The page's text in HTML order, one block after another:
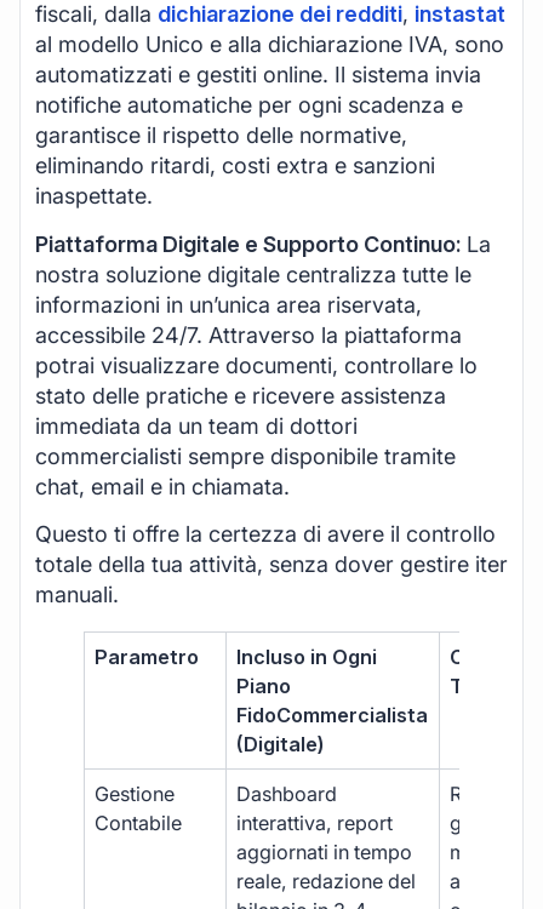
fiscali, dalla dichiarazione dei redditi, instastat
al modello Unico e alla dichiarazione IVA, sono
automatizzati e gestiti online. Il sistema invia
notifiche automatiche per ogni scadenza e
garantisce il rispetto delle normative,
eliminando ritardi, costi extra e sanzioni
inaspettate.
Piattaforma Digitale e Supporto Continuo: La
nostra soluzione digitale centralizza tutte le
informazioni in un’unica area riservata,
accessibile 24/7. Attraverso la piattaforma
potrai visualizzare documenti, controllare lo
stato delle pratiche e ricevere assistenza
immediata da un team di dottori
commercialisti sempre disponibile tramite
chat, email e in chiamata.
Questo ti offre la certezza di avere il controllo
totale della tua attività, senza dover gestire iter
manuali.
Parametro
Incluso in Ogni
Piano
FidoCommercialista
(Digitale)
Gestione
Contabile
Dashboard
interattiva, report
aggiornati in tempo
reale, redazione del
Report
gestione
manuale,